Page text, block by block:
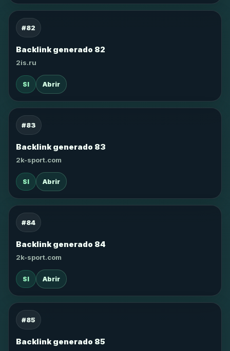
#82
Backlink generado 82
2is.ru
SI Abrir
#83
Backlink generado 83
2k-sport.com
SI Abrir
#84
Backlink generado 84
2k-sport.com
SI Abrir
#85
Backlink generado 85